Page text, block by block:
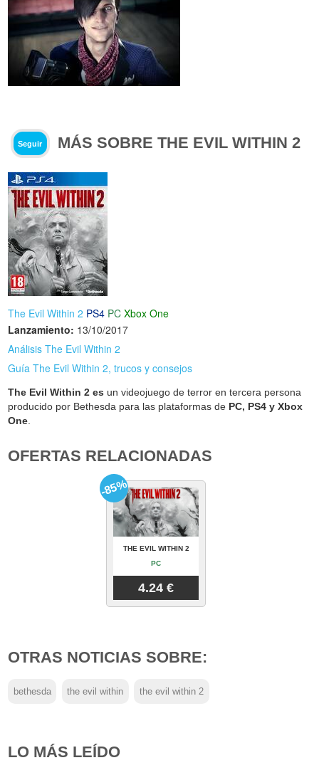
Seguir MÁS SOBRE THE EVIL WITHIN 2
The Evil Within 2 PS4 PC Xbox One
Lanzamiento: 13/10/2017
Análisis The Evil Within 2
Guía The Evil Within 2, trucos y consejos
The Evil Within 2 es un videojuego de terror en tercera persona
producido por Bethesda para las plataformas de PC, PS4 y Xbox
One
OFERTAS RELACIONADAS
THE EVIL WITHIN 2
PC
4.24 €
-85%
OTRAS NOTICIAS SOBRE:
bethesda the evil within the evil within 2
LO MÁS LEÍDO